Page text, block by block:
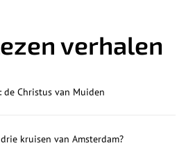
verhalen
de Christus van Muiden
kruisen van Amsterdam?